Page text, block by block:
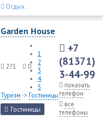
Отдых
Garden House
271 0
1
2
3
4
5
Туризм ->Гостиницы
Гостиницы
+7
(81371)
3-44-99
показать
телефон
все
телефоны